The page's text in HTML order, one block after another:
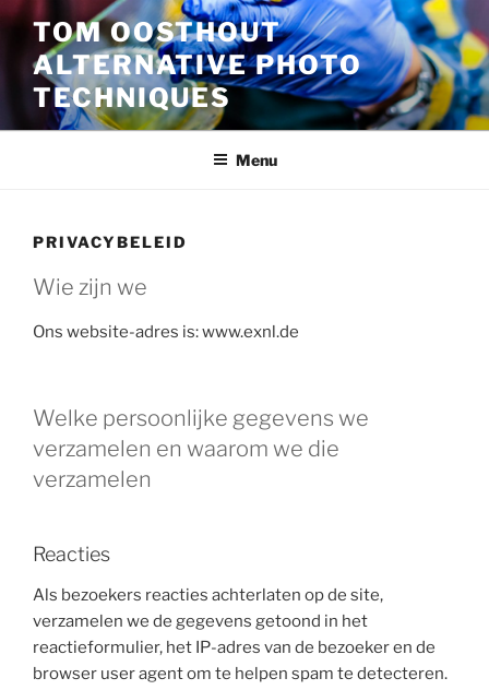
Ga
inhoud
TOM OOSTHOUT
ALTERNATIVE PHOTO
TECHNIQUES
Menu
PRIVACYBELEID
Wie zijn we
Ons website-adres is: www.exnl.de
Welke persoonlijke gegevens we
verzamelen en waarom we die
verzamelen
Reacties
Als bezoekers reacties achterlaten op de site,
verzamelen we de gegevens getoond in het
reactieformulier, het IP-adres van de bezoeker en de
browser user agent om te helpen spam te detecteren.